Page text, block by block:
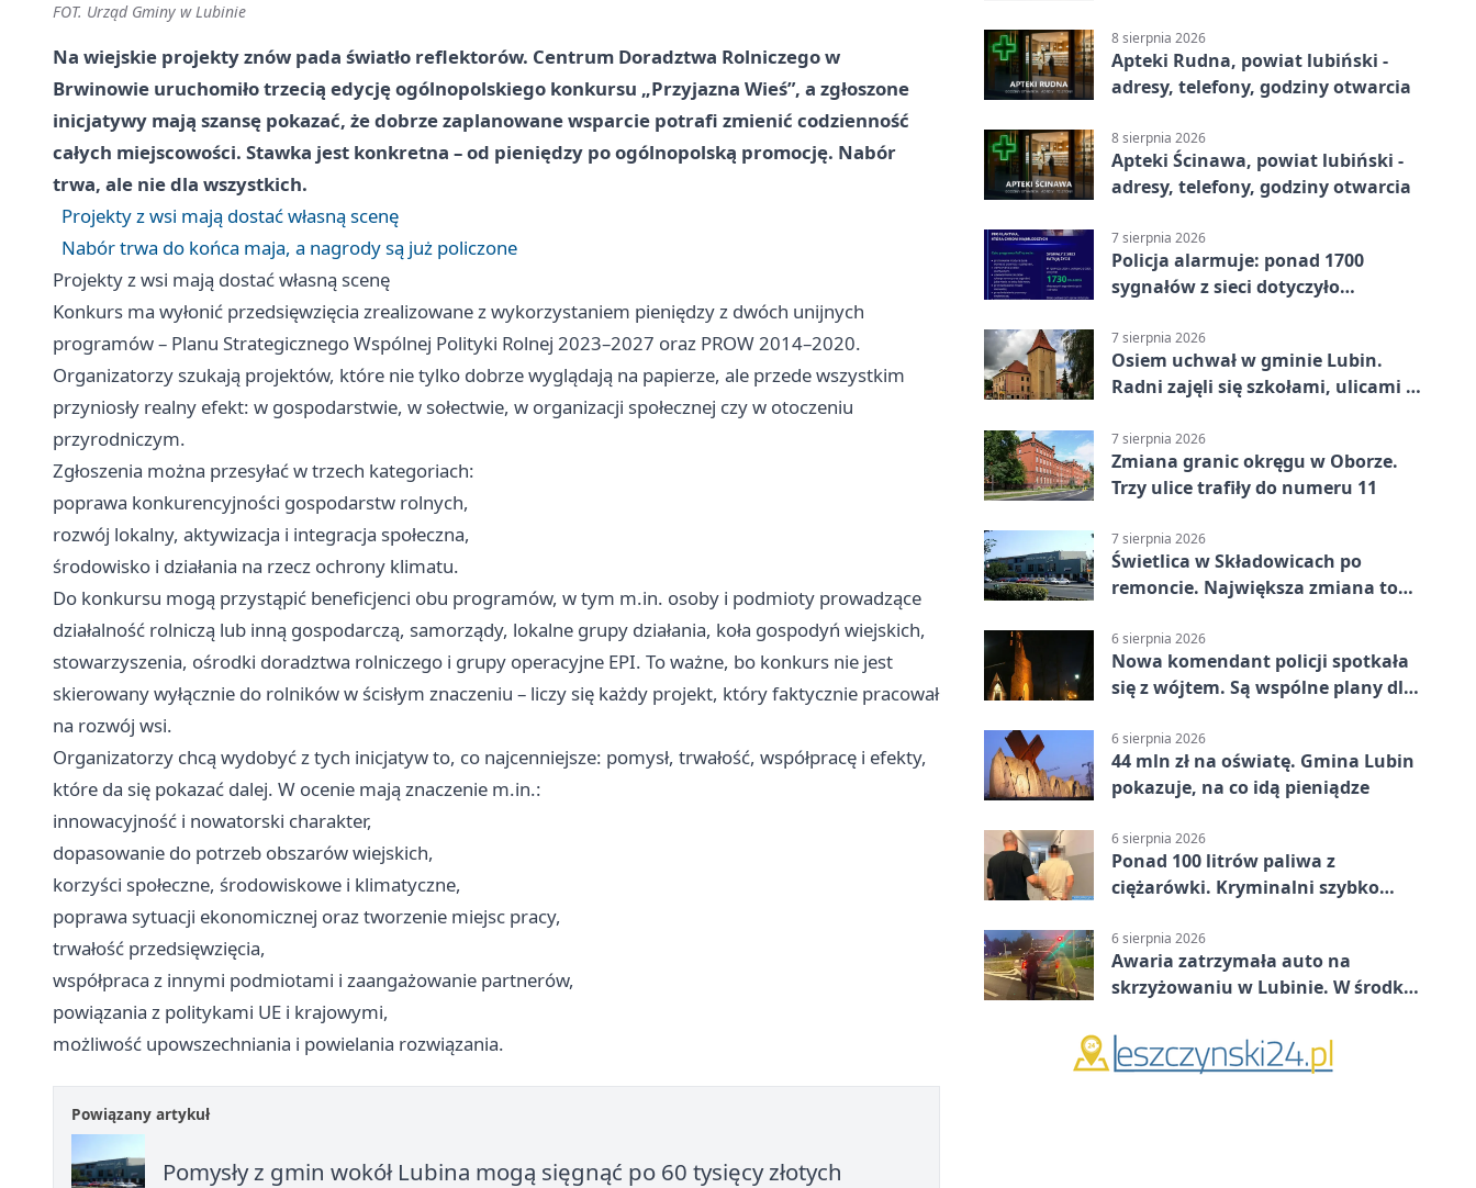
FOT. Urząd Gminy w Lubinie
Na wiejskie projekty znów pada światło reflektorów. Centrum Doradztwa Rolniczego w
Brwinowie uruchomiło trzecią edycję ogólnopolskiego konkursu „Przyjazna Wieś”, a zgłoszone
inicjatywy mają szansę pokazać, że dobrze zaplanowane wsparcie potrafi zmienić codzienność
całych miejscowości. Stawka jest konkretna – od pieniędzy po ogólnopolską promocję. Nabór
trwa, ale nie dla wszystkich.
Projekty z wsi mają dostać własną scenę
Nabór trwa do końca maja, a nagrody są już policzone
Projekty z wsi mają dostać własną scenę
Konkurs ma wyłonić przedsięwzięcia zrealizowane z wykorzystaniem pieniędzy z dwóch unijnych
programów – Planu Strategicznego Wspólnej Polityki Rolnej 2023–2027 oraz PROW 2014–2020.
Organizatorzy szukają projektów, które nie tylko dobrze wyglądają na papierze, ale przede wszystkim
przyniosły realny efekt: w gospodarstwie, w sołectwie, w organizacji społecznej czy w otoczeniu
przyrodniczym.
Zgłoszenia można przesyłać w trzech kategoriach:
poprawa konkurencyjności gospodarstw rolnych,
rozwój lokalny, aktywizacja i integracja społeczna,
środowisko i działania na rzecz ochrony klimatu.
Do konkursu mogą przystąpić beneficjenci obu programów, w tym m.in. osoby i podmioty prowadzące
działalność rolniczą lub inną gospodarczą, samorządy, lokalne grupy działania, koła gospodyń wiejskich,
stowarzyszenia, ośrodki doradztwa rolniczego i grupy operacyjne EPI. To ważne, bo konkurs nie jest
skierowany wyłącznie do rolników w ścisłym znaczeniu – liczy się każdy projekt, który faktycznie pracował
na rozwój wsi.
Organizatorzy chcą wydobyć z tych inicjatyw to, co najcenniejsze: pomysł, trwałość, współpracę i efekty,
które da się pokazać dalej. W ocenie mają znaczenie m.in.:
innowacyjność i nowatorski charakter,
dopasowanie do potrzeb obszarów wiejskich,
korzyści społeczne, środowiskowe i klimatyczne,
poprawa sytuacji ekonomicznej oraz tworzenie miejsc pracy,
trwałość przedsięwzięcia,
współpraca z innymi podmiotami i zaangażowanie partnerów,
powiązania z politykami UE i krajowymi,
możliwość upowszechniania i powielania rozwiązania.
Powiązany artykuł
Pomysły z gmin wokół Lubina mogą sięgnąć po 60 tysięcy złotych
8 sierpnia 2026
Apteki Rudna, powiat lubiński -
adresy, telefony, godziny otwarcia
8 sierpnia 2026
Apteki Ścinawa, powiat lubiński -
adresy, telefony, godziny otwarcia
7 sierpnia 2026
Policja alarmuje: ponad 1700
sygnałów z sieci dotyczyło
7 sierpnia 2026
Osiem uchwał w gminie Lubin.
Radni zajęli się szkołami, ulicami i
7 sierpnia 2026
Zmiana granic okręgu w Oborze.
Trzy ulice trafiły do numeru 11
7 sierpnia 2026
Świetlica w Składowicach po
remoncie. Największa zmiana to
6 sierpnia 2026
Nowa komendant policji spotkała
się z wójtem. Są wspólne plany dla
6 sierpnia 2026
44 mln zł na oświatę. Gmina Lubin
pokazuje, na co idą pieniądze
6 sierpnia 2026
Ponad 100 litrów paliwa z
ciężarówki. Kryminalni szybko
6 sierpnia 2026
Awaria zatrzymała auto na
skrzyżowaniu w Lubinie. W środku